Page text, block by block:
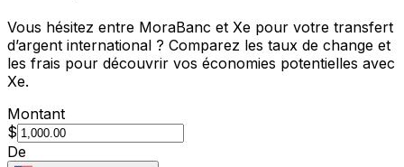
Vous hésitez entre MoraBanc et Xe pour votre transfert
d’argent international ? Comparez les taux de change et
les frais pour découvrir vos économies potentielles avec
Xe.
Montant
$
De